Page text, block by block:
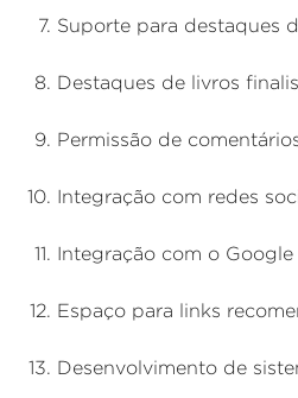
Suporte para destaques
Destaques de livros
Permissão de
Integração com redes
Integração com o
Espaço para links
Desenvolvimento de